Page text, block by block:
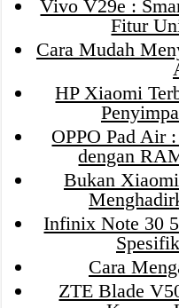
Vivo V29e :
Fitur
Cara Mudah
HP Xiaomi
OPPO Pad Air
dengan
Bukan
Infinix Note 30
Cara
ZTE Blade